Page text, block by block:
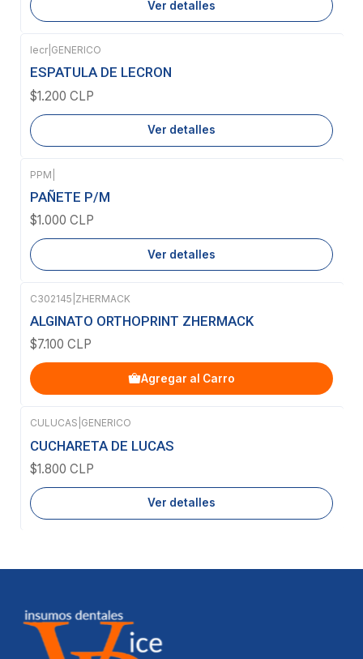
Ver detalles
Agotado
lecr GENERICO
ESPATULA DE LECRON
$1.200 CLP
Ver detalles
Agotado
PPM
PAÑETE P/M
$1.000 CLP
Ver detalles
C302145 ZHERMACK
ALGINATO ORTHOPRINT ZHERMACK
$7.100 CLP
Agregar al Carro
Agotado
CULUCAS GENERICO
CUCHARETA DE LUCAS
$1.800 CLP
Ver detalles